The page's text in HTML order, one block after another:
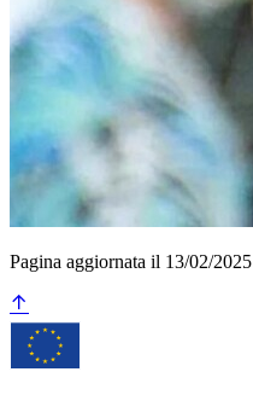
Pagina aggiornata il 13/02/2025